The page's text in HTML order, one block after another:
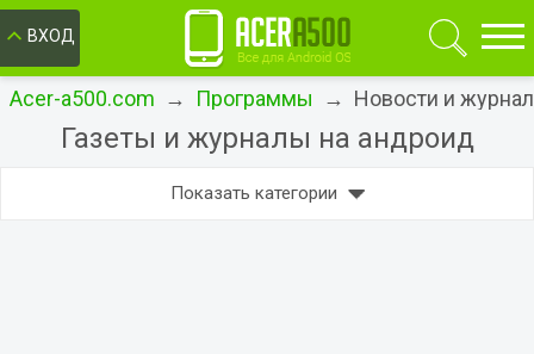
ВХОД
Acer-a500.com → Программы → Новости и
Газеты и журналы на андроид
Показать категории